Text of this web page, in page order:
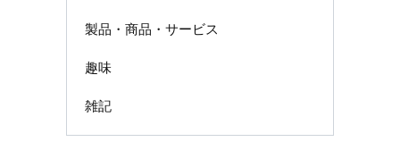
製品・商品・サービス
趣味
雑記